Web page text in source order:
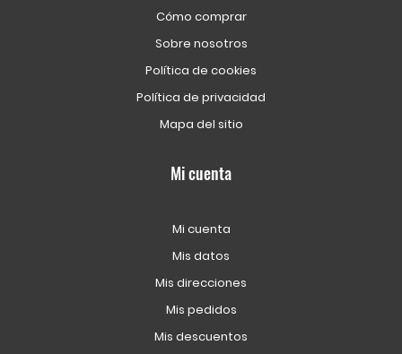
Cómo comprar
Sobre nosotros
Política de cookies
Política de privacidad
Mapa del sitio
Mi cuenta
Mi cuenta
Mis datos
Mis direcciones
Mis pedidos
Mis descuentos